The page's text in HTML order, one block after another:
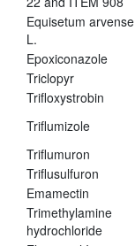
Equisetum arvense
L.
Epoxiconazole
Triclopyr
Trifloxystrobin
Triflumizole
Triflumuron
Triflusulfuron
Emamectin
Trimethylamine
hydrochloride